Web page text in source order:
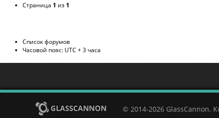
Страница 1 из 1
Список форумов
Часовой пояс: UTC + 3 часа
© 2014-2026 GlassCannon.